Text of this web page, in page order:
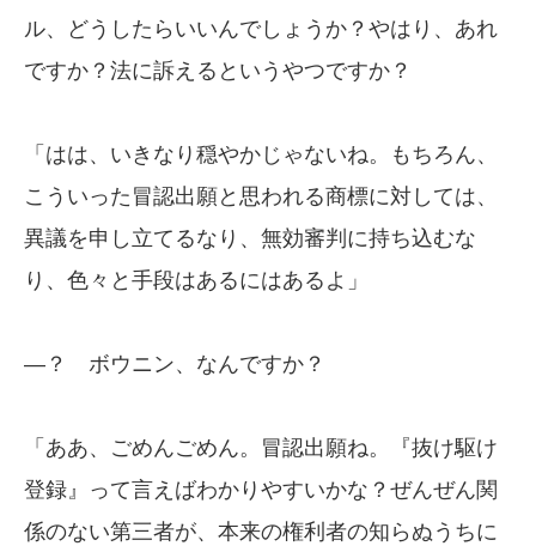
ル、どうしたらいいんでしょうか？やはり、あれ
ですか？法に訴えるというやつですか？
「はは、いきなり穏やかじゃないね。もちろん、
こういった冒認出願と思われる商標に対しては、
異議を申し立てるなり、無効審判に持ち込むな
り、色々と手段はあるにはあるよ」
—？ ボウニン、なんですか？
「ああ、ごめんごめん。冒認出願ね。『抜け駆け
登録』って言えばわかりやすいかな？ぜんぜん関
係のない第三者が、本来の権利者の知らぬうちに